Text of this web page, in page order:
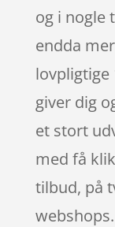
og i nogle
endda
lovpligtige
giver dig
et stort
med få
tilbud, på